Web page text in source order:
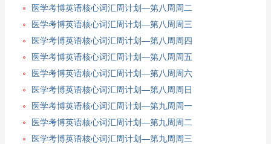
医学考博英语核心词汇周计划—第八周周二
医学考博英语核心词汇周计划—第八周周三
医学考博英语核心词汇周计划—第八周周四
医学考博英语核心词汇周计划—第八周周五
医学考博英语核心词汇周计划—第八周周六
医学考博英语核心词汇周计划—第八周周日
医学考博英语核心词汇周计划—第九周周一
医学考博英语核心词汇周计划—第九周周二
医学考博英语核心词汇周计划—第九周周三